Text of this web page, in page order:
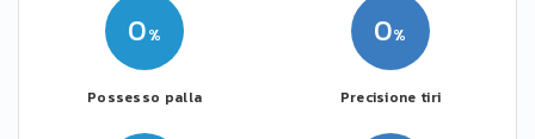
0
Possesso palla
0
Precisione tiri